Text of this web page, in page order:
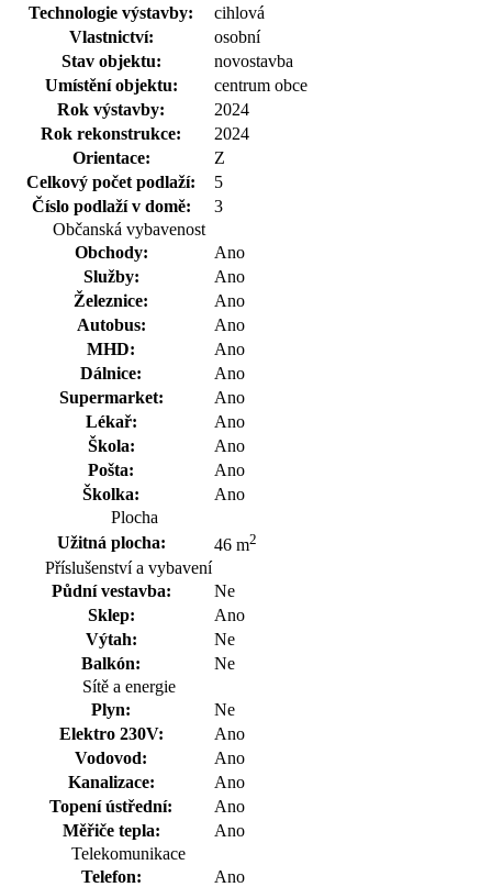
Technologie výstavby:
cihlová
Vlastnictví:
osobní
Stav objektu:
novostavba
Umístění objektu:
centrum obce
Rok výstavby:
2024
Rok rekonstrukce:
2024
Orientace:
Z
Celkový počet podlaží:
5
Číslo podlaží v domě:
3
Občanská vybavenost
Obchody:
Ano
Služby:
Ano
Železnice:
Ano
Autobus:
Ano
MHD:
Ano
Dálnice:
Ano
Supermarket:
Ano
Lékař:
Ano
Škola:
Ano
Pošta:
Ano
Školka:
Ano
Plocha
Užitná plocha:
46 m2
Příslušenství a vybavení
Půdní vestavba:
Ne
Sklep:
Ano
Výtah:
Ne
Balkón:
Ne
Sítě a energie
Plyn:
Ne
Elektro 230V:
Ano
Vodovod:
Ano
Kanalizace:
Ano
Topení ústřední:
Ano
Měřiče tepla:
Ano
Telekomunikace
Telefon:
Ano